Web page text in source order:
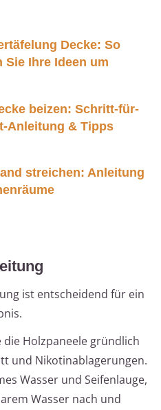
Decke: So
Sie Ihre Ideen um
beizen: Schritt-für-
Anleitung & Tipps
streichen: Anleitung
ist entscheidend für ein
die Holzpaneele gründlich
und Nikotinablagerungen.
Wasser und Seifenlauge,
Wasser nach und